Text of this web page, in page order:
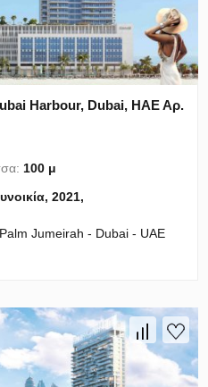
Harbour, Dubai, ΗΑΕ Αρ.
100 μ
2021,
Jumeirah - Dubai - UAE